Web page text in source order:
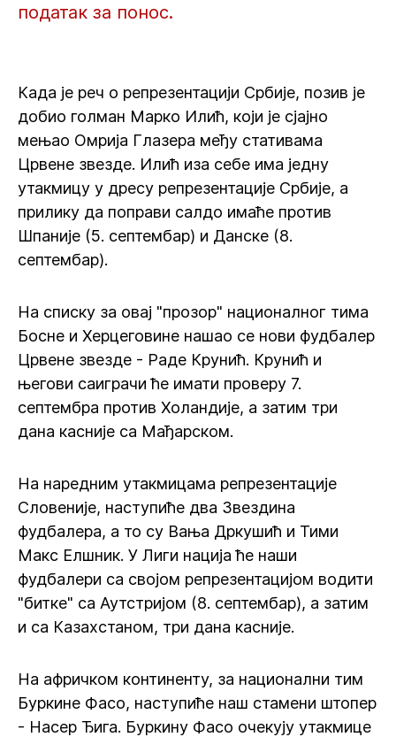
податак за понос.
Када је реч о репрезентацији Србије, позив је
добио голман Марко Илић, који је сјајно
мењао Омрија Глазера међу стативама
Црвене звезде. Илић иза себе има једну
утакмицу у дресу репрезентације Србије, а
прилику да поправи салдо имаће против
Шпаније (5. септембар) и Данске (8.
септембар).
На списку за овај "прозор" националног тима
Босне и Херцеговине нашао се нови фудбалер
Црвене звезде - Раде Крунић. Крунић и
његови саиграчи ће имати проверу 7.
септембра против Холандије, а затим три
дана касније са Мађарском.
На наредним утакмицама репрезентације
Словеније, наступиће два Звездина
фудбалера, а то су Вања Дркушић и Тими
Макс Елшник. У Лиги нација ће наши
фудбалери са својом репрезентацијом водити
"битке" са Аутстријом (8. септембар), а затим
и са Казахстаном, три дана касније.
На афричком континенту, за национални тим
Буркине Фасо, наступиће наш стамени штопер
- Насер Ђига. Буркину Фасо очекују утакмице